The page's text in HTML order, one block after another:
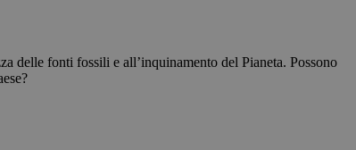
delle fonti fossili e all’inquinamento del Pianeta. Possono